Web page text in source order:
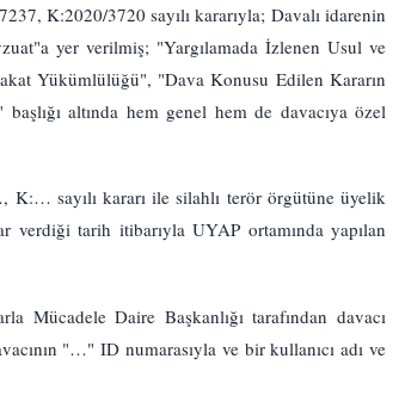
K:2020/3720 sayılı kararıyla; Davalı idarenin
yer verilmiş; "Yargılamada İzlenen Usul ve
Yükümlülüğü", "Dava Konusu Edilen Kararın
altında hem genel hem de davacıya özel
K:… sayılı kararı ile silahlı terör örgütüne üyelik
verdiği tarih itibarıyla UYAP ortamında yapılan
Mücadele Daire Başkanlığı tarafından davacı
"…" ID numarasıyla ve bir kullanıcı adı ve